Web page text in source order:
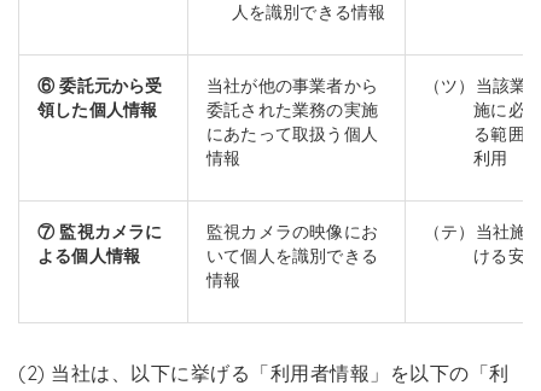
人を識別できる情報
⑥ 委託元から受
領した個人情報
当社が他の事業者から
委託された業務の実施
にあたって取扱う個人
情報
（ツ）当該業
施に必
る範囲
利用
⑦ 監視カメラに
よる個人情報
監視カメラの映像にお
いて個人を識別できる
情報
（テ）当社施
ける安
(2) 当社は、以下に挙げる「利用者情報」を以下の「利